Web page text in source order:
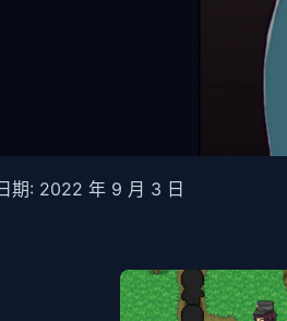
期: 2022 年 9 月 3 日